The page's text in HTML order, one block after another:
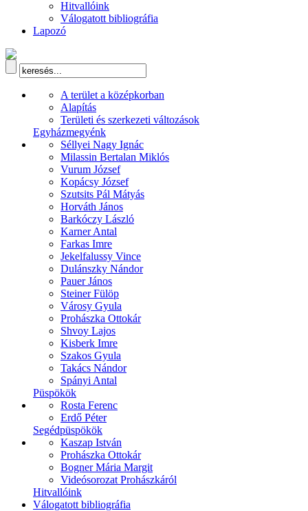
Hitvallóink
Válogatott bibliográfia
Lapozó
A terület a középkorban
Alapítás
Területi és szerkezeti változások
Egyházmegyénk
Séllyei Nagy Ignác
Milassin Bertalan Miklós
Vurum József
Kopácsy József
Szutsits Pál Mátyás
Horváth János
Barkóczy László
Karner Antal
Farkas Imre
Jekelfalussy Vince
Dulánszky Nándor
Pauer János
Steiner Fülöp
Városy Gyula
Prohászka Ottokár
Shvoy Lajos
Kisberk Imre
Szakos Gyula
Takács Nándor
Spányi Antal
Püspökök
Rosta Ferenc
Erdő Péter
Segédpüspökök
Kaszap István
Prohászka Ottokár
Bogner Mária Margit
Videósorozat Prohászkáról
Hitvallóink
Válogatott bibliográfia